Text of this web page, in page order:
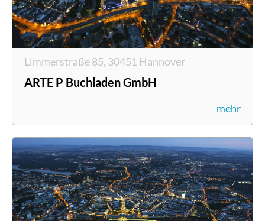
Limmerstraße 85, 30451 Hannover
ARTE P Buchladen GmbH
mehr